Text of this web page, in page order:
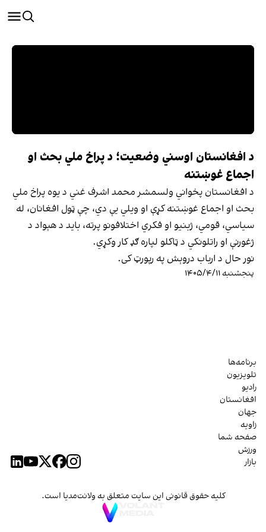
د افغانستان اوسني وضعیت؛ د پراخ ملي بحث او
اجماع غوښتنه
د افغانستان پخواني ولسمشر محمد اشرف غني د یوه پراخ ملي
بحث او اجماع غوښتنه کړې او ویلي یې دي، چې ټول افغانان، له
سیاسي، قومي، ژبنیو او فکري اختلافونو پرته، باید د هېواد د
ژغورنې او راتلونکي د ټاکلو لپاره ګډ کار وکړي.
نور حال د ارباب دروېش په رپورټ کی.
پنجشنبه ۱۴۰۵/۴/۱۱
برنامه‌ها
تلویزیون
رادیو
افغانستان
جهان
زاویه
صفحه شما
ورزش
بازار
کلیه حقوق قانونی این سایت متعلق به ولانت‌مدیا است.